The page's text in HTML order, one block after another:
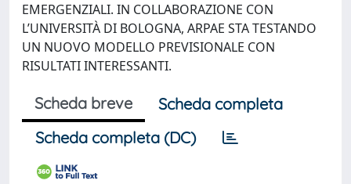
EMERGENZIALI. IN COLLABORAZIONE CON
L’UNIVERSITÀ DI BOLOGNA, ARPAE STA TESTANDO
UN NUOVO MODELLO PREVISIONALE CON
RISULTATI INTERESSANTI.
Scheda breve
Scheda completa
Scheda completa (DC)